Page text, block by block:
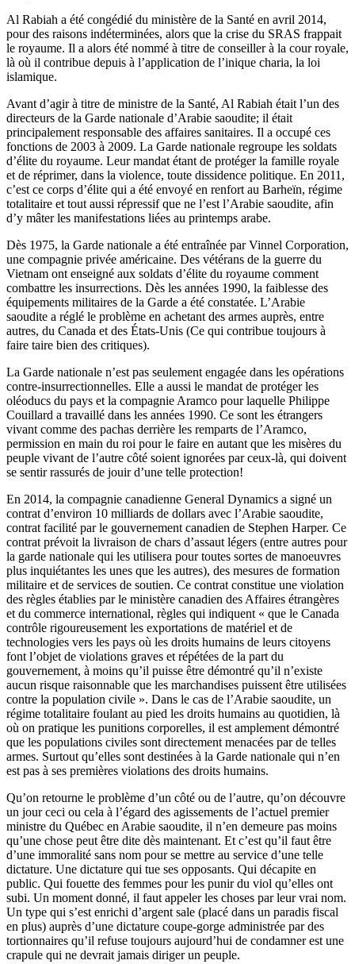
Al Rabiah a été congédié du ministère de la Santé en avril 2014,
pour des raisons indéterminées, alors que la crise du SRAS frappait
le royaume. Il a alors été nommé à titre de conseiller à la cour royale,
là où il contribue depuis à l’application de l’inique charia, la loi
islamique.
Avant d’agir à titre de ministre de la Santé, Al Rabiah était l’un des
directeurs de la Garde nationale d’Arabie saoudite; il était
principalement responsable des affaires sanitaires. Il a occupé ces
fonctions de 2003 à 2009. La Garde nationale regroupe les soldats
d’élite du royaume. Leur mandat étant de protéger la famille royale
et de réprimer, dans la violence, toute dissidence politique. En 2011,
c’est ce corps d’élite qui a été envoyé en renfort au Barheïn, régime
totalitaire et tout aussi répressif que ne l’est l’Arabie saoudite, afin
d’y mâter les manifestations liées au printemps arabe.
Dès 1975, la Garde nationale a été entraînée par Vinnel Corporation,
une compagnie privée américaine. Des vétérans de la guerre du
Vietnam ont enseigné aux soldats d’élite du royaume comment
combattre les insurrections. Dès les années 1990, la faiblesse des
équipements militaires de la Garde a été constatée. L’Arabie
saoudite a réglé le problème en achetant des armes auprès, entre
autres, du Canada et des États-Unis (Ce qui contribue toujours à
faire taire bien des critiques).
La Garde nationale n’est pas seulement engagée dans les opérations
contre-insurrectionnelles. Elle a aussi le mandat de protéger les
oléoducs du pays et la compagnie Aramco pour laquelle Philippe
Couillard a travaillé dans les années 1990. Ce sont les étrangers
vivant comme des pachas derrière les remparts de l’Aramco,
permission en main du roi pour le faire en autant que les misères du
peuple vivant de l’autre côté soient ignorées par ceux-là, qui doivent
se sentir rassurés de jouir d’une telle protection!
En 2014, la compagnie canadienne General Dynamics a signé un
contrat d’environ 10 milliards de dollars avec l’Arabie saoudite,
contrat facilité par le gouvernement canadien de Stephen Harper. Ce
contrat prévoit la livraison de chars d’assaut légers (entre autres pour
la garde nationale qui les utilisera pour toutes sortes de manoeuvres
plus inquiétantes les unes que les autres), des mesures de formation
militaire et de services de soutien. Ce contrat constitue une violation
des règles établies par le ministère canadien des Affaires étrangères
et du commerce international, règles qui indiquent « que le Canada
contrôle rigoureusement les exportations de matériel et de
technologies vers les pays où les droits humains de leurs citoyens
font l’objet de violations graves et répétées de la part du
gouvernement, à moins qu’il puisse être démontré qu’il n’existe
aucun risque raisonnable que les marchandises puissent être utilisées
contre la population civile ». Dans le cas de l’Arabie saoudite, un
régime totalitaire foulant au pied les droits humains au quotidien, là
où on pratique les punitions corporelles, il est amplement démontré
que les populations civiles sont directement menacées par de telles
armes. Surtout qu’elles sont destinées à la Garde nationale qui n’en
est pas à ses premières violations des droits humains.
Qu’on retourne le problème d’un côté ou de l’autre, qu’on découvre
un jour ceci ou cela à l’égard des agissements de l’actuel premier
ministre du Québec en Arabie saoudite, il n’en demeure pas moins
qu’une chose peut être dite dès maintenant. Et c’est qu’il faut être
d’une immoralité sans nom pour se mettre au service d’une telle
dictature. Une dictature qui tue ses opposants. Qui décapite en
public. Qui fouette des femmes pour les punir du viol qu’elles ont
subi. Un moment donné, il faut appeler les choses par leur vrai nom.
Un type qui s’est enrichi d’argent sale (placé dans un paradis fiscal
en plus) auprès d’une dictature coupe-gorge administrée par des
tortionnaires qu’il refuse toujours aujourd’hui de condamner est une
crapule qui ne devrait jamais diriger un peuple.